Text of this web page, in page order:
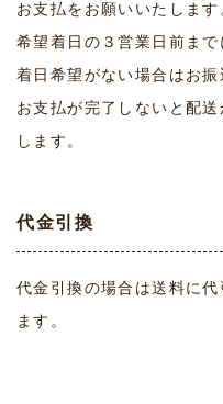
お支払をお願いいたしま
希望着日の３営業日前まで
着日希望がない場合はお振
お支払が完了しないと配
します。
代金引換
代金引換の場合は送料に
ます。